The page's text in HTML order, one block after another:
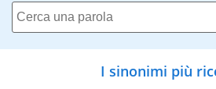
I sinonimi più